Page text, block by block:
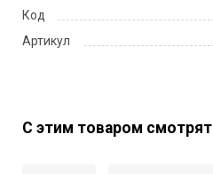
Код
Артикул
С этим товаром смотрят